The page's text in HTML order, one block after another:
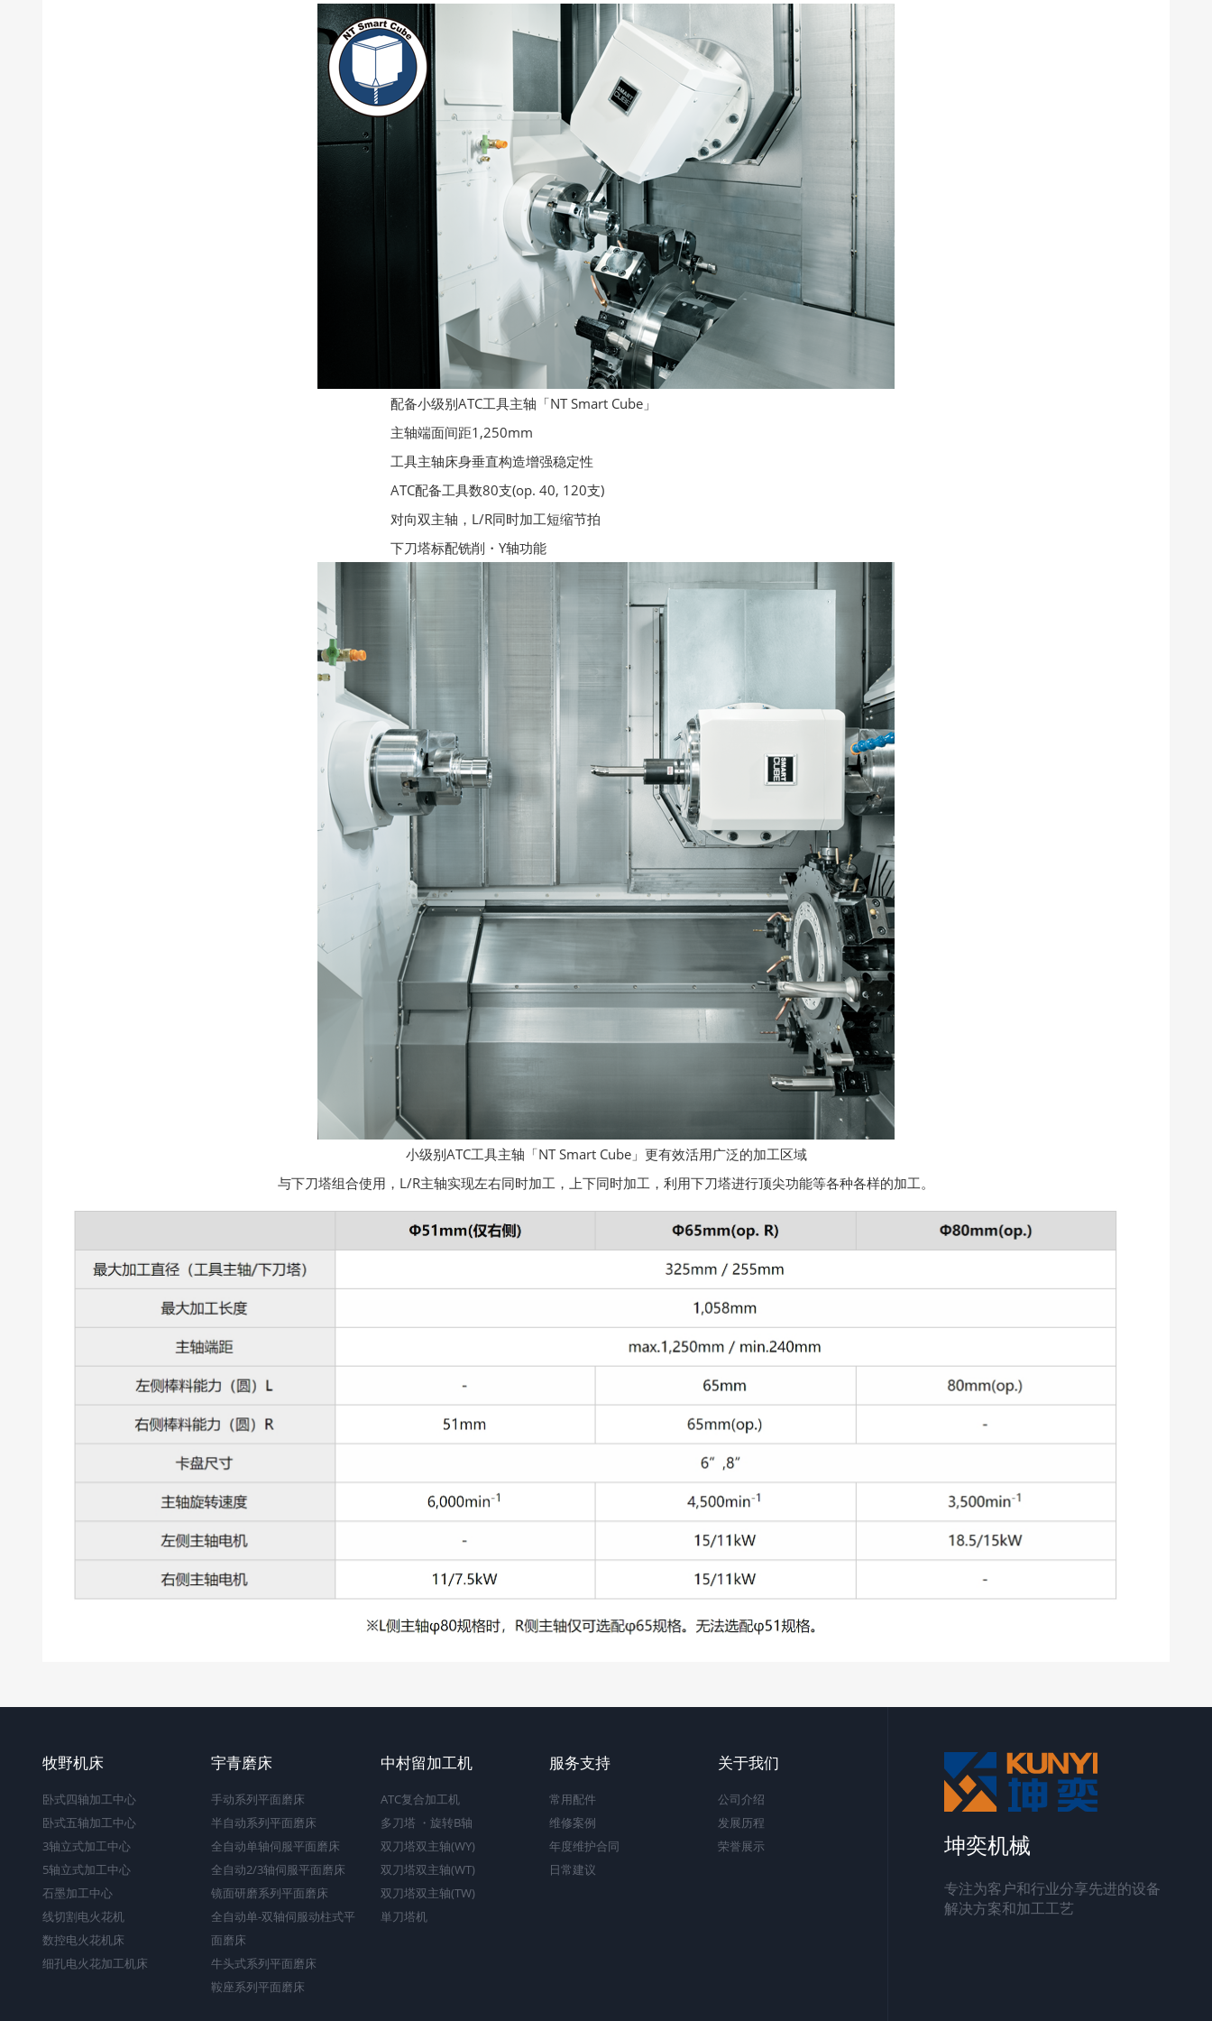
配备小级别ATC工具主轴「NT Smart Cube」
主轴端面间距1,250mm
工具主轴床身垂直构造增强稳定性
ATC配备工具数80支(op. 40, 120支)
对向双主轴，L/R同时加工短缩节拍
下刀塔标配铣削・Y轴功能
小级别ATC工具主轴「NT Smart Cube」更有效活用广泛的加工区域
与下刀塔组合使用，L/R主轴实现左右同时加工，上下同时加工，利用下刀塔进行顶尖功能等各种各样的加工。
牧野机床
卧式四轴加工中心
卧式五轴加工中心
3轴立式加工中心
5轴立式加工中心
石墨加工中心
线切割电火花机
数控电火花机床
细孔电火花加工机床
宇青磨床
手动系列平面磨床
半自动系列平面磨床
全自动单轴伺服平面磨床
全自动2/3轴伺服平面磨床
镜面研磨系列平面磨床
全自动单-双轴伺服动柱式平
面磨床
牛头式系列平面磨床
鞍座系列平面磨床
中村留加工机
ATC复合加工机
多刀塔 ・旋转B轴
双刀塔双主轴(WY)
双刀塔双主轴(WT)
双刀塔双主轴(TW)
単刀塔机
服务支持
常用配件
维修案例
年度维护合同
日常建议
关于我们
公司介绍
发展历程
荣誉展示
坤奕机械
专注为客户和行业分享先进的设备
解决方案和加工工艺